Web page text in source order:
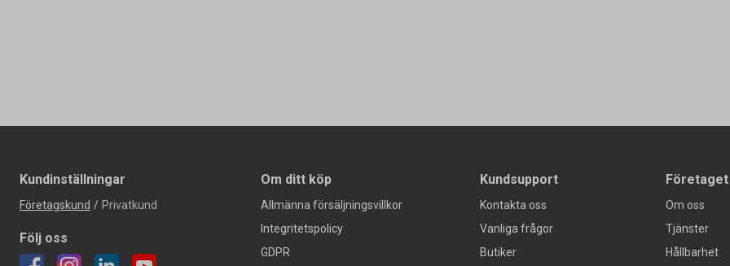
Kundinställningar
Företagskund / Privatkund
Följ oss
Om ditt köp
Allmänna försäljningsvillkor
Integritetspolicy
GDPR
Kundsupport
Kontakta oss
Vanliga frågor
Butiker
Företaget
Om oss
Tjänster
Hållbarhet